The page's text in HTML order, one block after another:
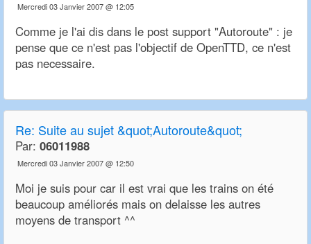
Mercredi 03 Janvier 2007 @ 12:05
Comme je l'ai dis dans le post support "Autoroute" : je
pense que ce n'est pas l'objectif de OpenTTD, ce n'est
pas necessaire.
Re: Suite au sujet &quot;Autoroute&quot;
Par: 06011988
Mercredi 03 Janvier 2007 @ 12:50
Moi je suis pour car il est vrai que les trains on été
beaucoup améliorés mais on delaisse les autres
moyens de transport ^^